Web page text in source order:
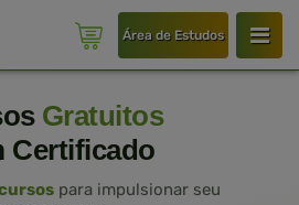
Área de Estudos
Gratuitos
Certificado
para impulsionar seu